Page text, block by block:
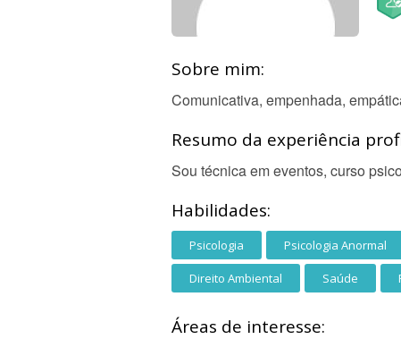
Sobre mim:
Comunicativa, empenhada,
Resumo da experiência
Sou técnica em eventos, curso
Habilidades:
Psicologia Psicologia Anormal
Direito Ambiental Saúde
Áreas de interesse: